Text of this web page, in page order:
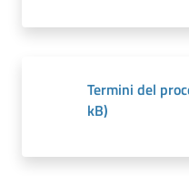
Termini del
kB)